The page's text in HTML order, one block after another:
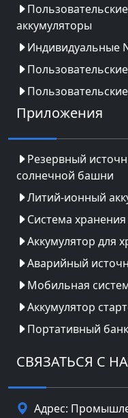
аккумуляторы
Индивидуальные
Приложения
Резервный
солнечной башни
Литий-ионный
Система
Аккумулятор для
Аварийный
Мобильная
Аккумулятор
Портативный
СВЯЗАТЬСЯ С
Адрес: